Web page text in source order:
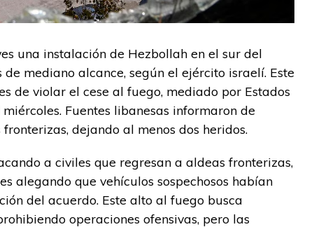
una instalación de Hezbollah en el sur del
mediano alcance, según el ejército israelí. Este
de violar el cese al fuego, mediado por Estados
Fuentes libanesas informaron de
dejando al menos dos heridos.
a civiles que regresan a aldeas fronterizas,
alegando que vehículos sospechosos habían
del acuerdo. Este alto al fuego busca
operaciones ofensivas, pero las